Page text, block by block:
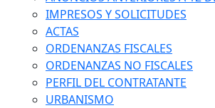
IMPRESOS Y SOLICITUDES
ACTAS
ORDENANZAS FISCALES
ORDENANZAS NO FISCALES
PERFIL DEL CONTRATANTE
URBANISMO